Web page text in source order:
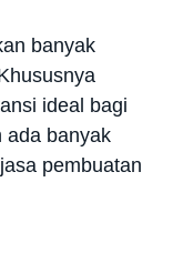
banyak
ideal bagi
ada banyak
pembuatan